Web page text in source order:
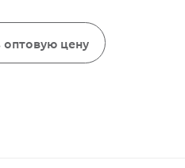
оптовую цену